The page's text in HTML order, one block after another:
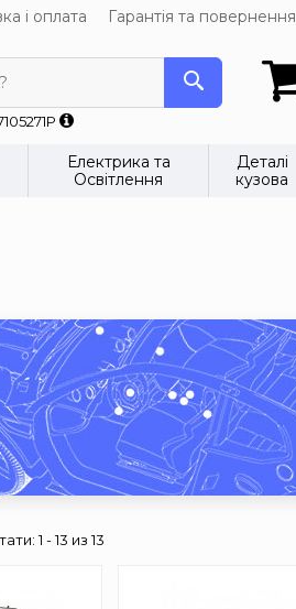
і оплата Гарантія та повернення
Електрика та
Освітлення
Деталі
кузова
1 - 13 из 13